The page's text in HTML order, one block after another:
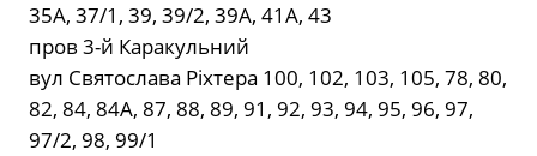
35А, 37/1, 39, 39/2, 39А, 41А, 43
пров 3-й Каракульний
вул Святослава Ріхтера 100, 102, 103, 105, 78, 80,
82, 84, 84А, 87, 88, 89, 91, 92, 93, 94, 95, 96, 97,
97/2, 98, 99/1